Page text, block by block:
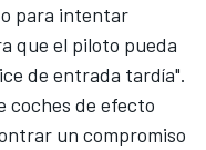
para intentar
que el piloto pueda
de entrada tardía".
coches de efecto
un compromiso